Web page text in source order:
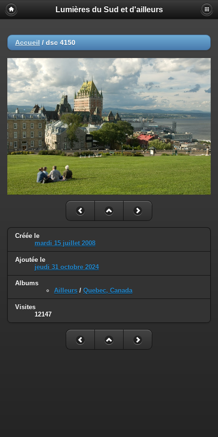
Lumières du Sud et d'ailleurs
Accueil / dsc 4150
Créée le
mardi 15 juillet 2008
Ajoutée le
jeudi 31 octobre 2024
Albums
Ailleurs / Quebec, Canada
Visites
12147